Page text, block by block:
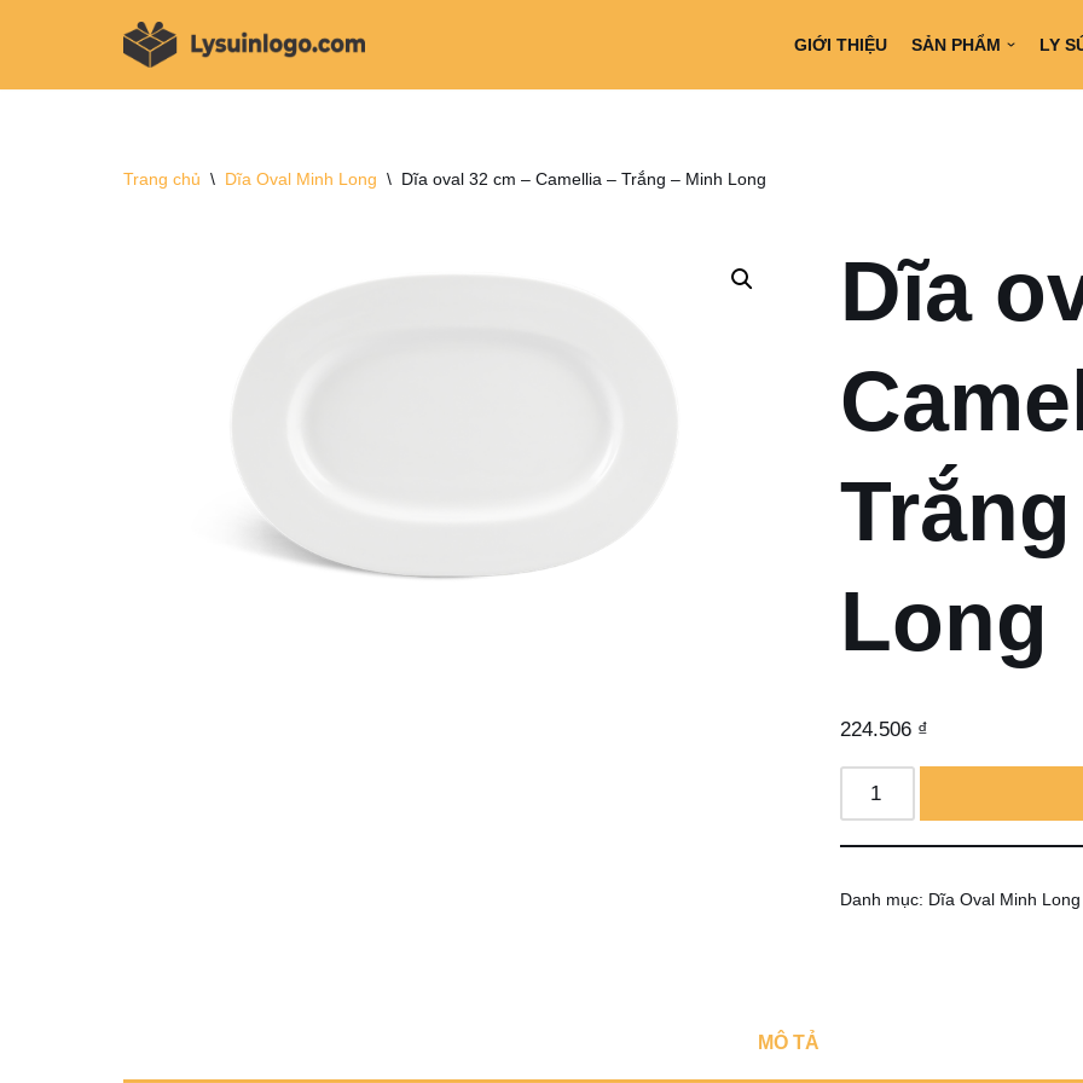
GIỚI THIỆU SẢN PHẨM LY
Trang chủ \ Dĩa Oval Minh Long \ Dĩa oval 32 cm – Camellia – Trắng – Minh Long
Dĩa
Long
224.506 ₫
Danh mục: Dĩa Oval Minh Long
MÔ TẢ